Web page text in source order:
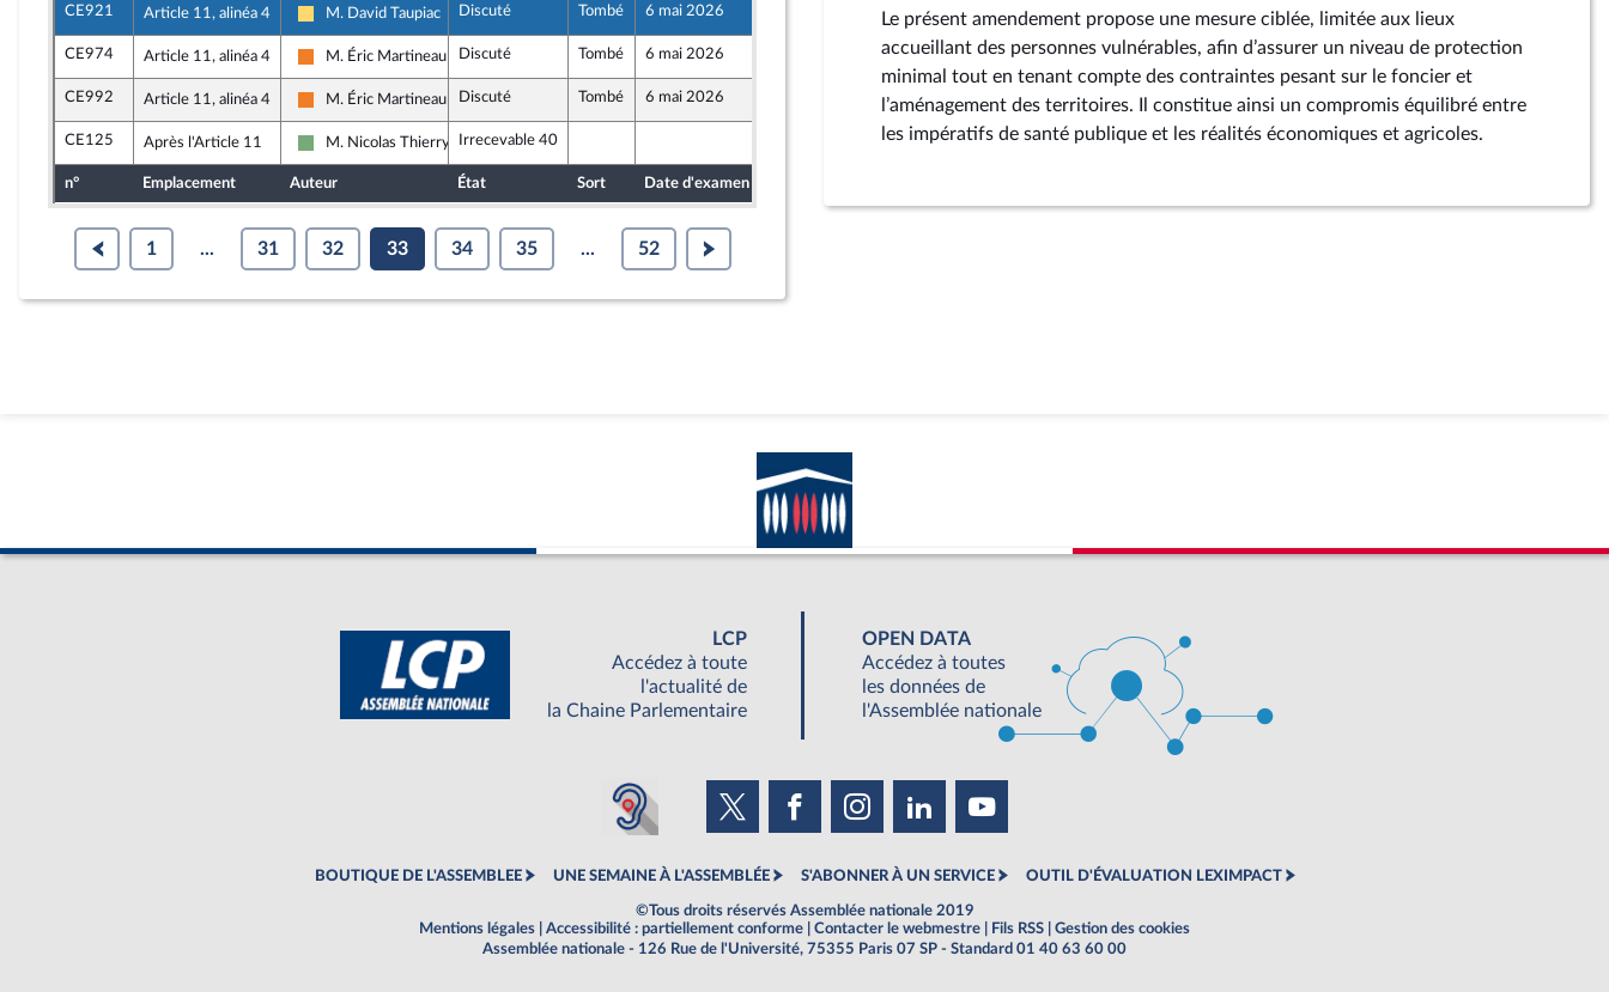
CE921 Article 11, alinéa 4
Libertés, Indépendants, Outre-mer et Territoires
M. David Taupiac Discuté Tombé 6 mai 2026
CE974 Article 11, alinéa 4
Les Démocrates
M. Éric Martineau Discuté Tombé 6 mai 2026 29 avril 2026
CE992 Article 11, alinéa 4
Les Démocrates
M. Éric Martineau Discuté Tombé 6 mai 2026
CE125 Après l'Article 11
Écologiste et Social
M. Nicolas Thierry Irrecevable 40
n° Emplacement Auteur État Sort Date d'examen
1 ... 31 32 33 34 35 ... 52
Le présent amendement propose une mesure ciblée, limitée aux lieux
accueillant des personnes vulnérables, afin d’assurer un niveau de protection
minimal tout en tenant compte des contraintes pesant sur le foncier et
l’aménagement des territoires. Il constitue ainsi un compromis équilibré entre
les impératifs de santé publique et les réalités économiques et agricoles.
LCP
Accédez à toute
l'actualité de
la Chaine Parlementaire
OPEN DATA
Accédez à toutes
les données de
l'Assemblée nationale
BOUTIQUE DE L'ASSEMBLEE UNE SEMAINE À L'ASSEMBLÉE S'ABONNER À UN SERVICE OUTIL D'ÉVALUATION LEXIMPACT
©Tous droits réservés Assemblée nationale 2019
Mentions légales
Accessibilité : partiellement conforme Contacter le webmestre Fils RSS
Gestion des cookies
Assemblée nationale - 126 Rue de l'Université, 75355 Paris 07 SP - Standard 01 40 63 60 00